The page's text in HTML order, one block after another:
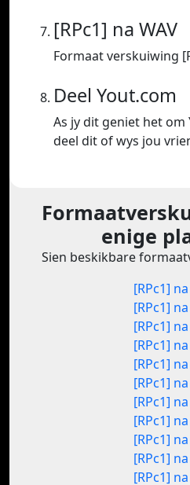
[RPc1] na WAV
Formaat verskuiwing
Deel Yout.com
As jy dit geniet het
deel dit of wys jou
enige
Sien beskikbare
[RPc1]
[RPc1]
[RPc1]
[RPc1]
[RPc1]
[RPc1]
[RPc1]
[RPc1]
[RPc1]
[RPc1]
[RPc1]